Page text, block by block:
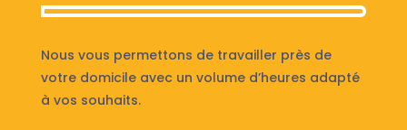
Nous vous permettons de travailler près de
votre domicile avec un volume d’heures adapté
à vos souhaits.